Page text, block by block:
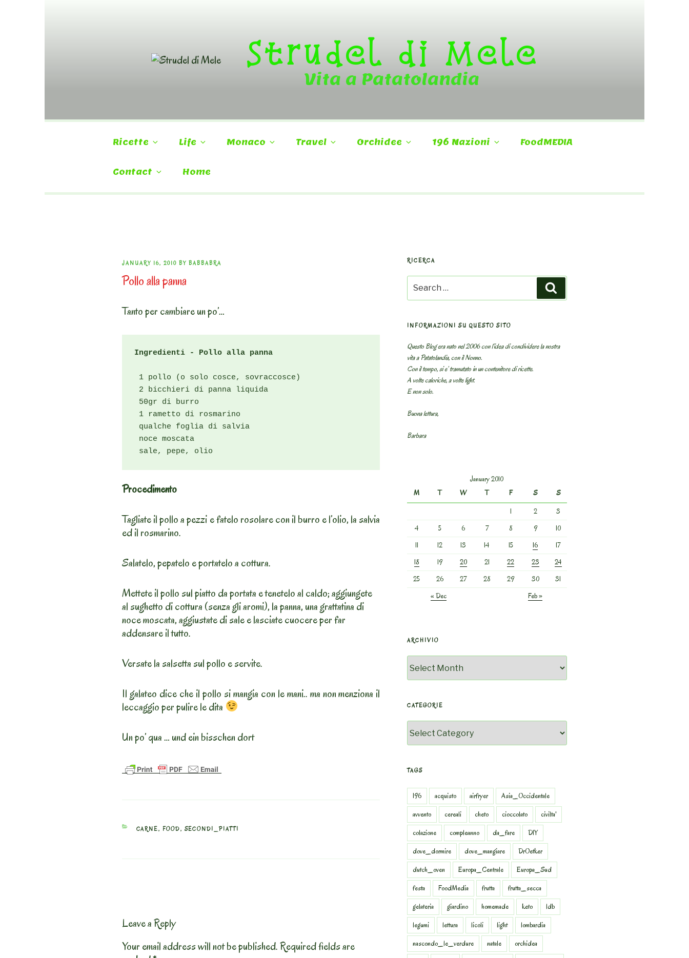
Strudel di Mele
Vita a Patatolandia
Ricette Life Monaco Travel Orchidee 196 Nazioni FoodMEDIA
Contact Home
POSTED
ON
JANUARY 16, 2010 BY BABBABRA
Pollo alla panna
Tanto per cambiare un po’…
Ingredienti - Pollo alla panna
1 pollo (o solo cosce, sovraccosce)
2 bicchieri di panna liquida
50gr di burro
1 rametto di rosmarino
qualche foglia di salvia
noce moscata
sale, pepe, olio
Procedimento
Tagliate il pollo a pezzi e fatelo rosolare con il burro e l’olio, la salvia
ed il rosmarino.
Salatelo, pepatelo e portatelo a cottura.
Mettete il pollo sul piatto da portata e tenetelo al caldo; aggiungete
al sughetto di cottura (senza gli aromi), la panna, una grattatina di
noce moscata, aggiustate di sale e lasciate cuocere per far
addensare il tutto.
Versate la salsetta sul pollo e servite.
Il galateo dice che il pollo si mangia con le mani.. ma non menziona il
leccaggio per pulire le dita
Un po’ qua … und ein bisschen dort
CATEGORIES
CARNE, FOOD,SECONDI_PIATTI
Leave a Reply
Your email address will not be published.Required fields are
RICERCA
for:
INFORMAZIONI SU QUESTO SITO
Questo Blog era nato nel 2006 con l’idea di condividere la nostra
vita a Patatolandia, con il Nonno.
Con il tempo, si e’ tramutato in un contenitore di ricette.
A volte caloriche, a volte light.
E non solo.
Buona lettura,
Barbara
January 2010
M
T W T F S
S
1
2
3
4
5 6 7 8 9
10
11
12 13 14 15 16
17
18
19 20 21 22 23
24
25
26 27 28 29 30
31
« Dec
Feb »
ARCHIVIO
CATEGORIE
TAGS
196 acquisto airfryer
Asia_Occidentale
avvento
cereali cheto cioccolato
civilta'
colazione
compleanno da_fare
DIY
dove_dormire
dove_mangiare
DrOetker
dutch_oven
Europa_Centrale
Europa_Sud
festa
FoodMedia frutta
frutta_secca
gelateria
giardino homemade keto
ldb
legumi
lettura licoli light
lombardia
nascondo_le_verdure
natale
orchidea